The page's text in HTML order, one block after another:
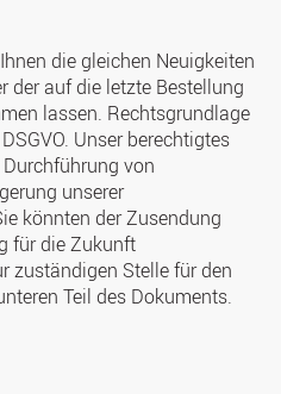
die gleichen Neuigkeiten
der auf die letzte Bestellung
lassen. Rechtsgrundlage
Unser berechtigtes
von
unserer
könnten der Zusendung
für die Zukunft
zuständigen Stelle für den
Teil des Dokuments.